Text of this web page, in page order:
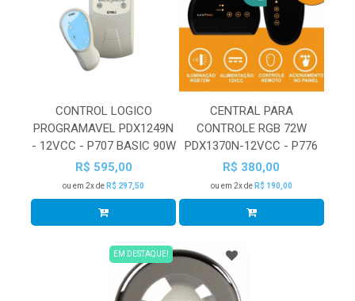
CONTROL LOGICO
PROGRAMAVEL PDX1249N
- 12VCC - P707 BASIC 90W
R$ 595,00
ou em 2x de R$ 297,50
CENTRAL PARA
CONTROLE RGB 72W
PDX1370N-12VCC - P776
R$ 380,00
ou em 2x de R$ 190,00
EM DESTAQUE!